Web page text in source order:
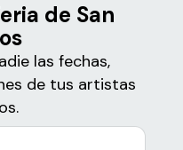
de San
las fechas,
de tus artistas